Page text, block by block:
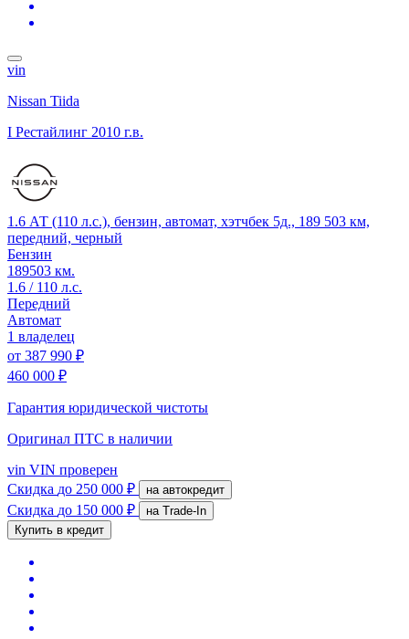
vin
Nissan Tiida
I Рестайлинг 2010 г.в.
1.6 АТ (110 л.с.), бензин, автомат, хэтчбек 5д., 189 503 км,
передний, черный
Бензин
189503 км.
1.6 / 110 л.с.
Передний
Автомат
1 владелец
от 387 990 ₽
460 000 ₽
Гарантия юридической чистоты
Оригинал ПТС в наличии
vin VIN проверен
Скидка до 250 000 ₽ на автокредит
Скидка до 150 000 ₽
на Trade-In
Купить в кредит